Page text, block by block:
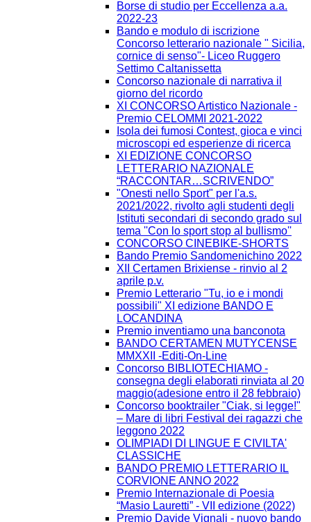
Borse di studio per Eccellenza a.a.
2022-23
Bando e modulo di iscrizione
Concorso letterario nazionale " Sicilia,
cornice di senso"- Liceo Ruggero
Settimo Caltanissetta
Concorso nazionale di narrativa il
giorno del ricordo
XI CONCORSO Artistico Nazionale -
Premio CELOMMI 2021-2022
Isola dei fumosi Contest, gioca e vinci
microscopi ed esperienze di ricerca
XI EDIZIONE CONCORSO
LETTERARIO NAZIONALE
“RACCONTAR…SCRIVENDO”
"Onesti nello Sport" per l'a.s.
2021/2022, rivolto agli studenti degli
Istituti secondari di secondo grado sul
tema ''Con lo sport stop al bullismo''
CONCORSO CINEBIKE-SHORTS
Bando Premio Sandomenichino 2022
XII Certamen Brixiense - rinvio al 2
aprile p.v.
Premio Letterario "Tu, io e i mondi
possibili" XI edizione BANDO E
LOCANDINA
Premio inventiamo una banconota
BANDO CERTAMEN MUTYCENSE
MMXXII -Editi-On-Line
Concorso BIBLIOTECHIAMO -
consegna degli elaborati rinviata al 20
maggio(adesione entro il 28 febbraio)
Concorso booktrailer "Ciak, si legge!"
– Mare di libri Festival dei ragazzi che
leggono 2022
OLIMPIADI DI LINGUE E CIVILTA'
CLASSICHE
BANDO PREMIO LETTERARIO IL
CORVIONE ANNO 2022
Premio Internazionale di Poesia
“Masio Lauretti” - VII edizione (2022)
Premio Davide Vignali - nuovo bando